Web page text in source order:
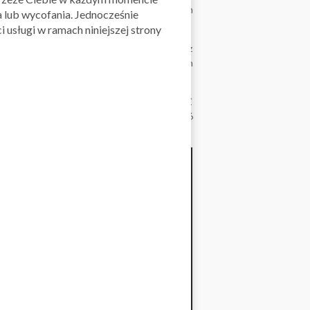
HIT, zwiększając tym samym
sklepów – hiper- i supermarketów oraz
i zaopatruje się u półtora tysiąca polskich
obsługujący 17 aglomeracji. Z
którym zakupy dostarcza flota 236
wycofania. Jednocześnie
w ramach niniejszej strony